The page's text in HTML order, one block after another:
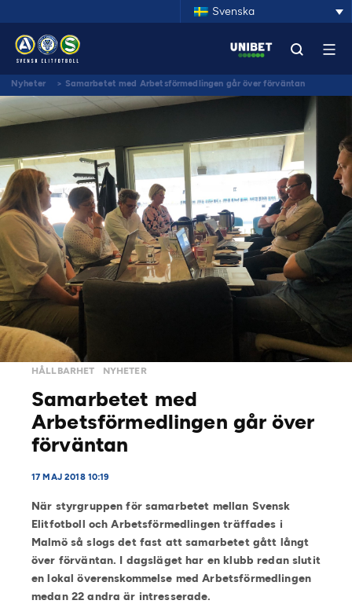
Svenska
Nyheter > Samarbetet med Arbetsförmedlingen går över förväntan
HÅLLBARHET NYHETER
Samarbetet med
Arbetsförmedlingen går över
förväntan
17 MAJ 2018 10:19
När styrgruppen för samarbetet mellan Svensk
Elitfotboll och Arbetsförmedlingen träffades i
Malmö så slogs det fast att samarbetet gått långt
över förväntan. I dagsläget har en klubb redan slutit
en lokal överenskommelse med Arbetsförmedlingen
medan 22 andra är intresserade.